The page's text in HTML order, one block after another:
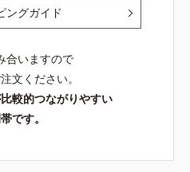
ングガイド
合いますので
文ください。
較的つながりやすい
です。